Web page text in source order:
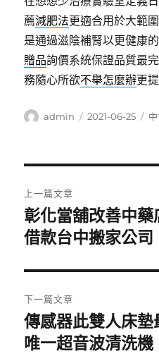
薦減肥法更適合用於大範
是通過滋陰補腎以更健康
贈品詢價系統保證品質最
務隨心所欲不舉怎麼辦更
作
admin
發
2021-06-25
分
章
導
覽
上一篇文章
上
一
文
章:
彰化當舖改善中
借款台中搬家公司
下一篇文章
下
一
傳感器此雙人床
唯一超音波清洗機